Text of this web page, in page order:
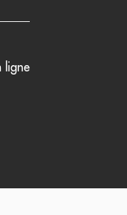
ligne